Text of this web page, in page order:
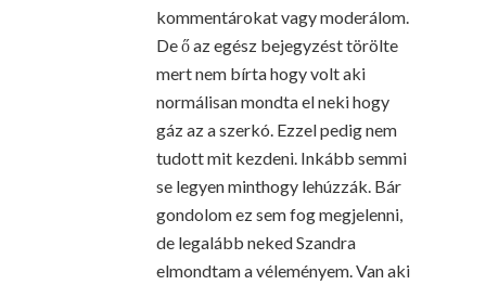
kommentárokat vagy moderálom.
De ő az egész bejegyzést törölte
mert nem bírta hogy volt aki
normálisan mondta el neki hogy
gáz az a szerkó. Ezzel pedig nem
tudott mit kezdeni. Inkább semmi
se legyen minthogy lehúzzák. Bár
gondolom ez sem fog megjelenni,
de legalább neked Szandra
elmondtam a véleményem. Van aki